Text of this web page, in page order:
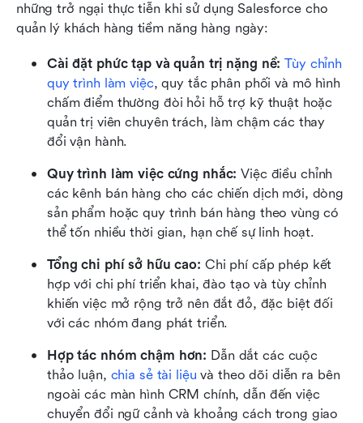
những trở ngại thực tiễn khi sử dụng Salesforce cho
quản lý khách hàng tiềm năng hàng ngày:
Cài đặt phức tạp và quản trị nặng nề: Tùy chỉnh
quy trình làm việc, quy tắc phân phối và mô hình
chấm điểm thường đòi hỏi hỗ trợ kỹ thuật hoặc
quản trị viên chuyên trách, làm chậm các thay
đổi vận hành.
Quy trình làm việc cứng nhắc: Việc điều chỉnh
các kênh bán hàng cho các chiến dịch mới, dòng
sản phẩm hoặc quy trình bán hàng theo vùng có
thể tốn nhiều thời gian, hạn chế sự linh hoạt.
Tổng chi phí sở hữu cao: Chi phí cấp phép kết
hợp với chi phí triển khai, đào tạo và tùy chỉnh
khiến việc mở rộng trở nên đắt đỏ, đặc biệt đối
với các nhóm đang phát triển.
Hợp tác nhóm chậm hơn: Dẫn dắt các cuộc
thảo luận, chia sẻ tài liệu và theo dõi diễn ra bên
ngoài các màn hình CRM chính, dẫn đến việc
chuyển đổi ngữ cảnh và khoảng cách trong giao